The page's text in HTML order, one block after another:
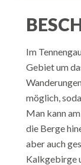
Im
Gebiet um
möglich,
Man kann
die Berge
aber auch
Kalkgebirge